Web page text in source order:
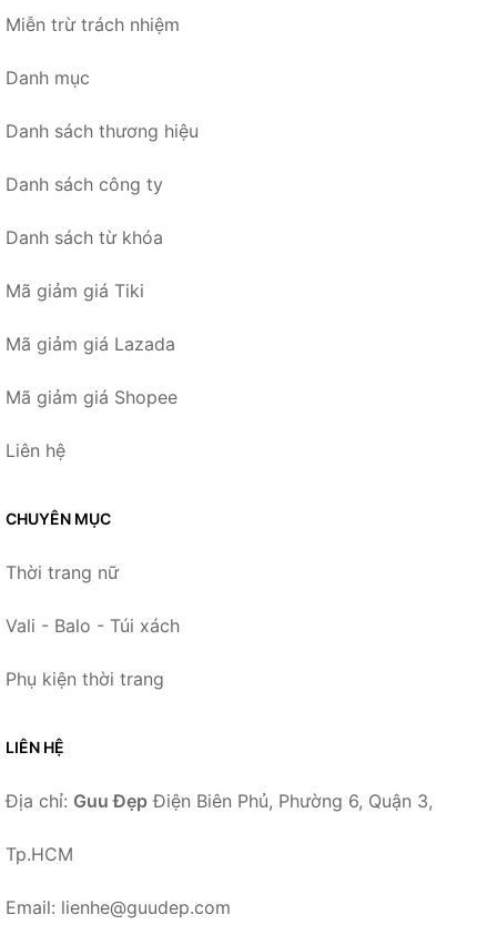
Miễn trừ trách nhiệm
Danh mục
Danh sách thương hiệu
Danh sách công ty
Danh sách từ khóa
Mã giảm giá Tiki
Mã giảm giá Lazada
Mã giảm giá Shopee
Liên hệ
CHUYÊN MỤC
Thời trang nữ
Vali - Balo - Túi xách
Phụ kiện thời trang
LIÊN HỆ
Địa chỉ: Guu Đẹp Điện Biên Phủ, Phường 6, Quận 3,
Tp.HCM
Email: lienhe@guudep.com